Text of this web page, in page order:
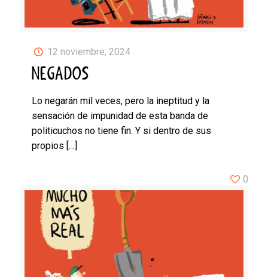
12 noviembre, 2024
NEGADOS
Lo negarán mil veces, pero la ineptitud y la
sensación de impunidad de esta banda de
politicuchos no tiene fin. Y si dentro de sus
propios […]
0